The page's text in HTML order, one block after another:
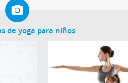
de yoga para niños